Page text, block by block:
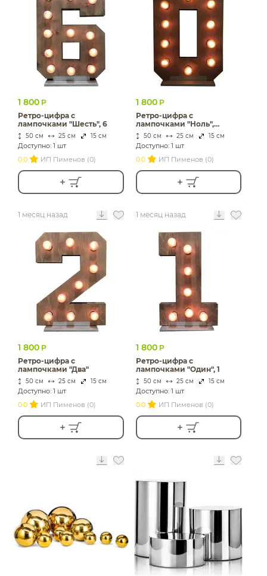
1 800 Р
Ретро-цифра с
лампочками "Шесть", 6
50 см 25 см 15 см
Доступно: 1 шт
0.0
ИП Пименов (0)
1 800 Р
Ретро-цифра с
лампочками "Ноль",
"Нуль", 0
50 см 25 см 15 см
Доступно: 1 шт
0.0
ИП Пименов (0)
1 месяц назад
1 800 Р
Ретро-цифра с
лампочками "Два"
50 см 25 см 15 см
Доступно: 1 шт
0.0
ИП Пименов (0)
1 месяц назад
1 800 Р
Ретро-цифра с
лампочками "Один", 1
50 см 25 см 15 см
Доступно: 1 шт
0.0
ИП Пименов (0)